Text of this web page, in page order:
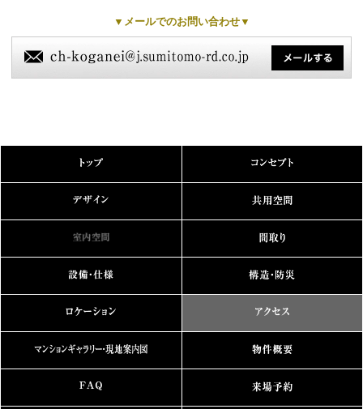
▼メールでのお問い合わせ▼